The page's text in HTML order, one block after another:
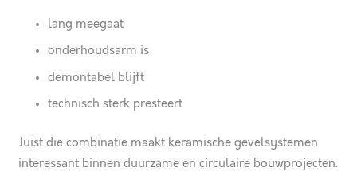
lang meegaat
onderhoudsarm is
demontabel blijft
technisch sterk presteert
Juist die combinatie maakt keramische gevelsystemen
interessant binnen duurzame en circulaire bouwprojecten.